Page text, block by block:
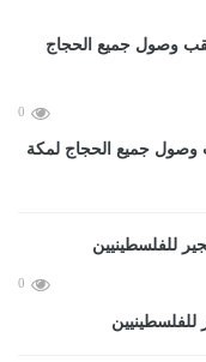
0
وصول جميع الحجاج لمكة
0
للفلسطينيين